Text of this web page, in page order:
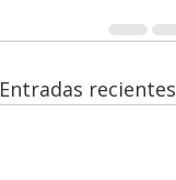
Entradas recientes